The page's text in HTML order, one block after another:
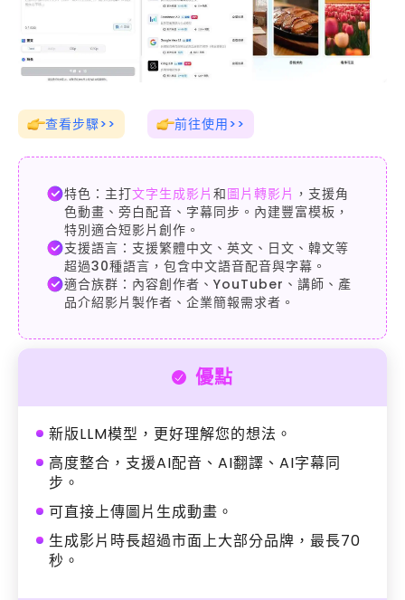
查看步驟>> 前往使用>>
特色：主打文字生成影片 和圖片轉影片 ，支援角
色動畫、旁白配音、字幕同步。內建豐富模板，
特別適合短影片創作。
支援語言：支援繁體中文、英文、日文、韓文等
超過30種語言，包含中文語音配音與字幕。
適合族群：內容創作者、YouTuber、講師、產
品介紹影片製作者、企業簡報需求者。
優點
新版LLM模型，更好理解您的想法。
高度整合，支援AI配音、AI翻譯、AI字幕同
步。
可直接上傳圖片生成動畫。
生成影片時長超過市面上大部分品牌，最長70
秒。